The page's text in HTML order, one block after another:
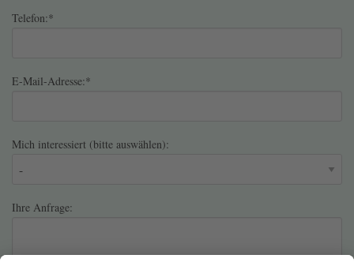
Telefon:*
E-Mail-Adresse:*
Mich interessiert (bitte auswählen):
Ihre Anfrage: